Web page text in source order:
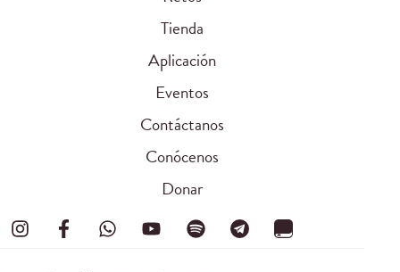
Tienda
Aplicación
Eventos
Contáctanos
Conócenos
Donar